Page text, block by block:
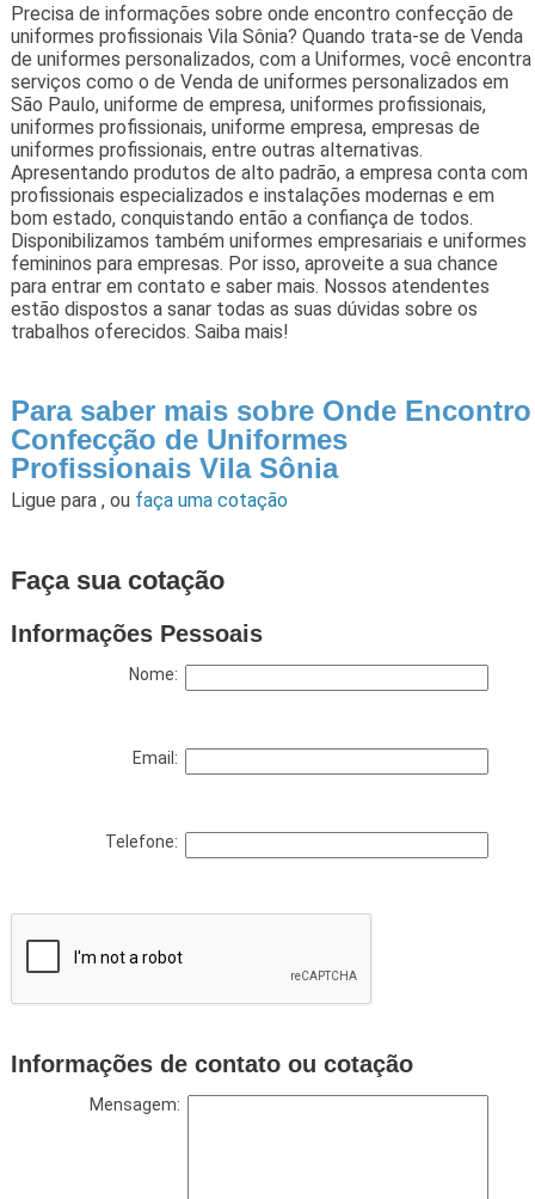
Precisa de informações sobre onde encontro confecção de
uniformes profissionais Vila Sônia? Quando trata-se de Venda
de uniformes personalizados, com a Uniformes, você encontra
serviços como o de Venda de uniformes personalizados em
São Paulo, uniforme de empresa, uniformes profissionais,
uniformes profissionais, uniforme empresa, empresas de
uniformes profissionais, entre outras alternativas.
Apresentando produtos de alto padrão, a empresa conta com
profissionais especializados e instalações modernas e em
bom estado, conquistando então a confiança de todos.
Disponibilizamos também uniformes empresariais e uniformes
femininos para empresas. Por isso, aproveite a sua chance
para entrar em contato e saber mais. Nossos atendentes
estão dispostos a sanar todas as suas dúvidas sobre os
trabalhos oferecidos. Saiba mais!
Para saber mais sobre Onde Encontro
Confecção de Uniformes
Profissionais Vila Sônia
Ligue para , ou faça uma cotação
Faça sua cotação
Informações Pessoais
Nome:
Email:
Telefone:
Informações de contato ou cotação
Mensagem: